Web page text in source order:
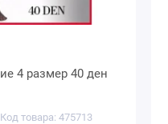
Код товара: 475713